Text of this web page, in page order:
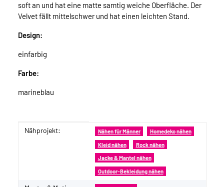
soft an und hat eine matte samtig weiche Oberfläche. Der
Velvet fällt mittelschwer und hat einen leichten Stand.
Design:
einfarbig
Farbe:
marineblau
Produkteigenschaft
Wert
Nähprojekt: Nähen für Männer Homedeko nähen
Kleid nähen Rock nähen
Jacke & Mantel nähen
Outdoor-Bekleidung nähen